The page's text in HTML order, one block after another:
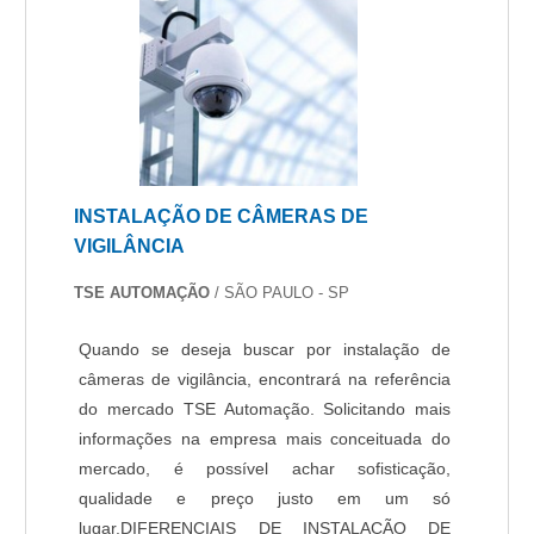
INSTALAÇÃO DE CÂMERAS DE
VIGILÂNCIA
TSE AUTOMAÇÃO / SÃO PAULO - SP
Quando se deseja buscar por instalação de
câmeras de vigilância, encontrará na referência
do mercado TSE Automação. Solicitando mais
informações na empresa mais conceituada do
mercado, é possível achar sofisticação,
qualidade e preço justo em um só
lugar.DIFERENCIAIS DE INSTALAÇÃO DE